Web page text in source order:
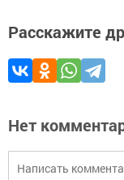
Расскажите
Нет